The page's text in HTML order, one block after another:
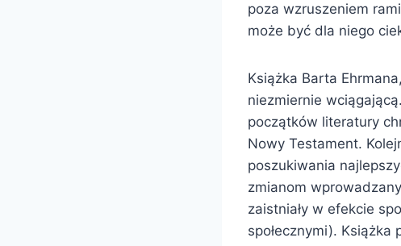
poza wzruszeniem
może być dla niego
Książka Barta
niezmiernie
początków literatury
Nowy Testament.
poszukiwania
zmianom
zaistniały w efekcie
społecznymi).